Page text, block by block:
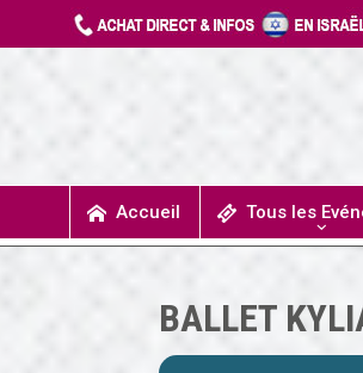
Accueil Tous les
BALLET